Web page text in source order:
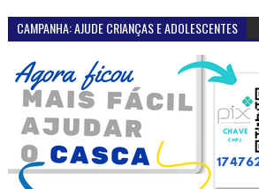
CAMPANHA: AJUDE CRIANÇAS E ADOLESCENTES